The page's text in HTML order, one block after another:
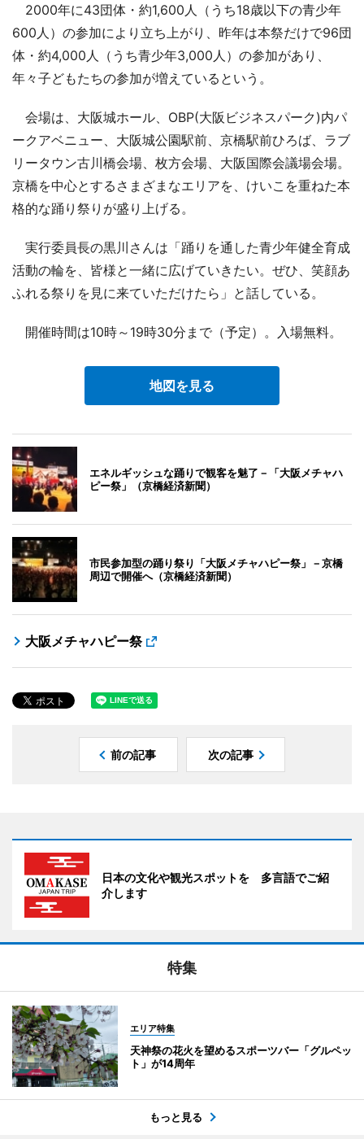
2000年に43団体・約1,600人（うち18歳以下の青少年
600人）の参加により立ち上がり、昨年は本祭だけで96団
体・約4,000人（うち青少年3,000人）の参加があり、
年々子どもたちの参加が増えているという。
会場は、大阪城ホール、OBP(大阪ビジネスパーク)内パ
ークアベニュー、大阪城公園駅前、京橋駅前ひろば、ラブ
リータウン古川橋会場、枚方会場、大阪国際会議場会場。
京橋を中心とするさまざまなエリアを、けいこを重ねた本
格的な踊り祭りが盛り上げる。
実行委員長の黒川さんは「踊りを通した青少年健全育成
活動の輪を、皆様と一緒に広げていきたい。ぜひ、笑顔あ
ふれる祭りを見に来ていただけたら」と話している。
開催時間は10時～19時30分まで（予定）。入場無料。
地図を見る
エネルギッシュな踊りで観客を魅了－「大阪メチャハ
ピー祭」（京橋経済新聞）
市民参加型の踊り祭り「大阪メチャハピー祭」－京橋
周辺で開催へ（京橋経済新聞）
大阪メチャハピー祭
前の記事 次の記事
日本の文化や観光スポットを 多言語でご紹
介します
特集
エリア特集
天神祭の花火を望めるスポーツバー「グルペッ
ト」が14周年
もっと見る